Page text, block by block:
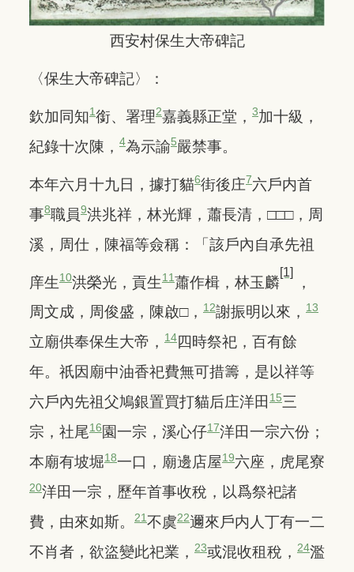
西安村保生大帝碑記
〈保生大帝碑記〉：
欽加同知1銜、署理2嘉義縣正堂， 3加十級，
紀錄十次陳， 4為示諭5嚴禁事。
本年六月十九日，據打貓6街後庄7六戶内首
事8職員9洪兆祥，林光輝，蕭長清，□□□，周
溪，周仕，陳福等僉稱：「該戶內自承先祖
庠生10洪榮光，貢生11蕭作楫，林玉麟
[1]
，
周文成，周俊盛，陳啟□， 12謝振明以來， 13
立廟供奉保生大帝， 14四時祭祀，百有餘
年。祇因廟中油香祀費無可措籌，是以祥等
六戶內先祖父鳩銀置買打貓后庄洋田 15三
宗，社尾16 園一宗，溪心仔17洋田一宗六份；
本廟有坡堀18一口，廟邊店屋19六座，虎尾寮
20洋田一宗，歷年首事收稅，以爲祭祀諸
費，由來如斯。
21不虞22邇來戶内人丁有一二
不肖者，欲盜變此祀業， 23或混收租稅， 24濫